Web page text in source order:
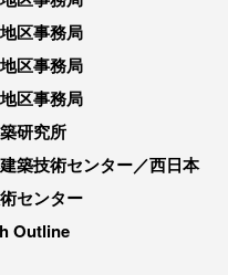
区事務局
区事務局
区事務局
研究所
築技術センター／西日本
センター
Outline